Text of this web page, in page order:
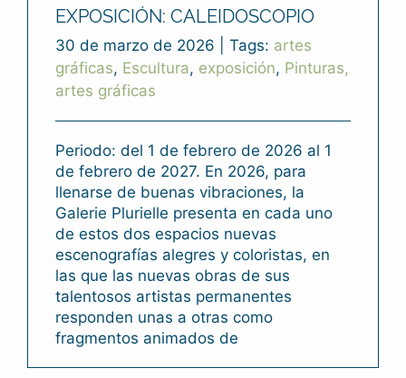
EXPOSICIÓN: CALEIDOSCOPIO
30 de marzo de 2026 Tags: artes
gráficas, Escultura, exposición, Pinturas,
artes gráficas
Periodo: del 1 de febrero de 2026 al 1
de febrero de 2027. En 2026, para
llenarse de buenas vibraciones, la
Galerie Plurielle presenta en cada uno
de estos dos espacios nuevas
escenografías alegres y coloristas, en
las que las nuevas obras de sus
talentosos artistas permanentes
responden unas a otras como
fragmentos animados de